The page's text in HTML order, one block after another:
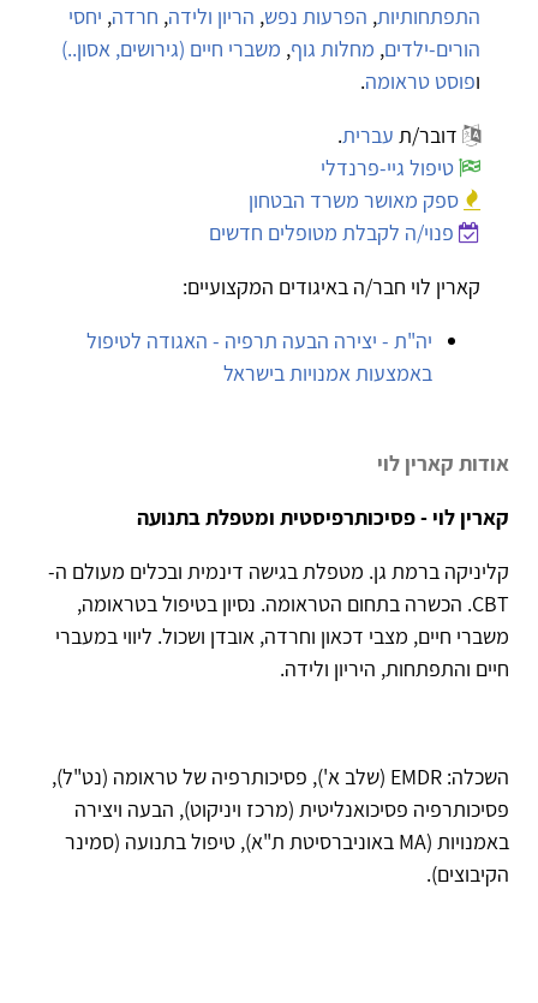
התפתחותיות, הפרעות נפש, הריון ולידה, חרדה, יחסי
הורים-ילדים, מחלות גוף, משברי חיים (גירושים, אסון..)
ופוסט טראומה.
דובר/ת עברית.
טיפול גיי-פרנדלי
ספק מאושר משרד הבטחון
פנוי/ה לקבלת מטופלים חדשים
קארין לוי חבר/ה באיגודים המקצועיים:
יה"ת - יצירה הבעה תרפיה - האגודה לטיפול
באמצעות אמנויות בישראל
אודות קארין לוי
קארין לוי - פסיכותרפיסטית ומטפלת בתנועה
קליניקה ברמת גן. מטפלת בגישה דינמית ובכלים מעולם ה-
CBT. הכשרה בתחום הטראומה. נסיון בטיפול בטראומה,
משברי חיים, מצבי דכאון וחרדה, אובדן ושכול. ליווי במעברי
חיים והתפתחות, היריון ולידה.
השכלה: EMDR (שלב א'), פסיכותרפיה של טראומה (נט"ל),
פסיכותרפיה פסיכואנליטית (מרכז ויניקוט), הבעה ויצירה
באמנויות (MA באוניברסיטת ת"א), טיפול בתנועה (סמינר
הקיבוצים).